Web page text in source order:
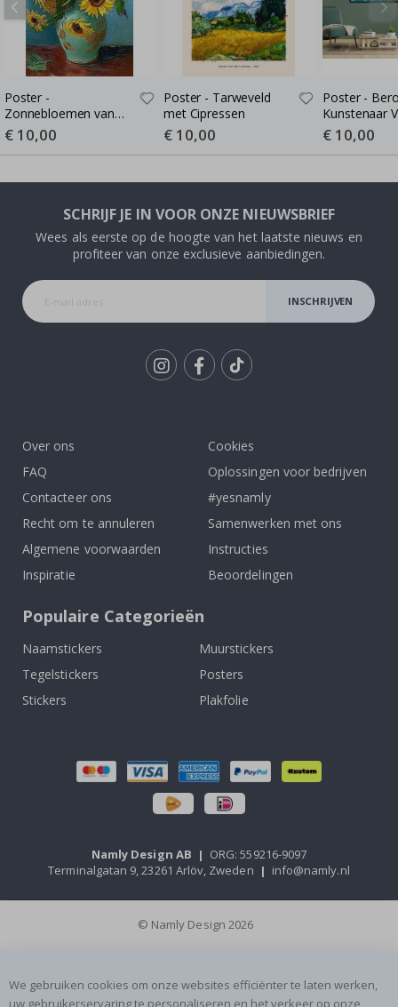
Poster -
Zonnebloemen van
Van Gogh
Special
Price
€ 10,00
Poster - Tarweveld
met Cipressen
Special
Price
€ 10,00
Poster -
Kunstenaar
Olieverf
Special
Price
€ 10,00
SCHRIJF JE IN VOOR ONZE NIEUWSBRIEF
Wees als eerste op de hoogte van het laatste nieuws en
profiteer van onze exclusieve aanbiedingen.
INSCHRIJVEN
Over ons
FAQ
Contacteer ons
Recht om te annuleren
Algemene voorwaarden
Inspiratie
Cookies
Oplossingen voor bedrijven
#yesnamly
Samenwerken met ons
Instructies
Beoordelingen
Populaire Categorieën
Naamstickers
Muurstickers
Tegelstickers
Posters
Stickers
Plakfolie
Namly Design AB | ORG: 559216-9097
Terminalgatan 9, 23261 Arlöv, Zweden | info@namly.nl
© Namly Design 2026
We gebruiken cookies om onze websites efficiënter te laten werken,
uw gebruikerservaring te personaliseren en het verkeer op onze